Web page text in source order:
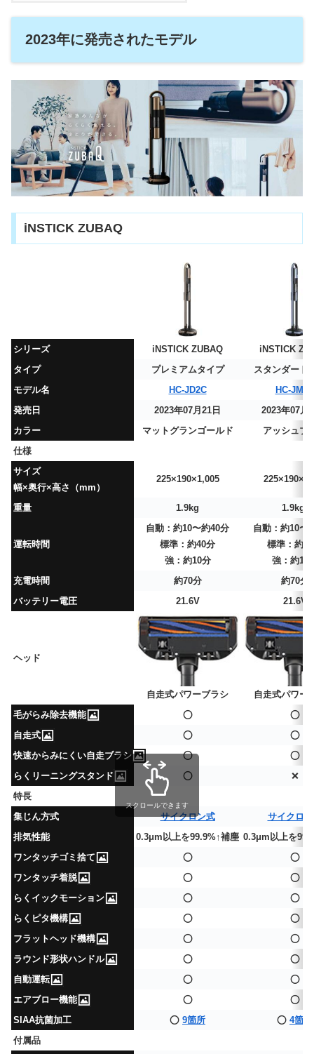
2023年に発売されたモデル
iNSTICK ZUBAQ
シリーズ iNSTICK ZUBAQ
iNSTICK
タイプ
プレミアムタイプ
スタンダード
モデル名
HC-JD2C
HC-JM2C
発売日
2023年07月21日
2023年07月
カラー
マットグランゴールド
アッシュブ
仕様
サイズ
幅×奥行×高さ（mm）
225×190×1,005
重量 1.9kg 1.9kg
運転時間
自動：約10〜約40分
標準：約40分
強：約10分
自動：約10〜
標準：約
強：約10
充電時間
約70分
約70分
バッテリー電圧
21.6V 21.6V
ヘッド
自走式パワーブラシ
自走式パワー
毛がらみ除去機能
⭕
⭕
自走式
⭕
⭕
快速からみにくい自走ブラシ
⭕
⭕
らくリーニングスタンド
⭕
❌
特長
集じん方式
サイクロン式
サイクロ
排気性能
0.3μm以上を99.9%↑補塵 0.3μm以上を
ワンタッチゴミ捨て
⭕
⭕
ワンタッチ着脱
⭕
⭕
らくイックモーション
⭕
⭕
らくピタ機構
⭕
⭕
フラットヘッド機構
⭕
⭕
ラウンド形状ハンドル
⭕
⭕
自動運転
⭕
⭕
エアブロー機能
⭕
⭕
SIAA抗菌加工
⭕ 9箇所 ⭕ 4箇所
付属品
スクロールできます